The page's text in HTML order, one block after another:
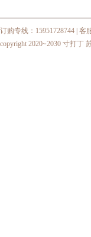
订购专线：15951728744 | 客
copyright 2020~2030 寸打丁